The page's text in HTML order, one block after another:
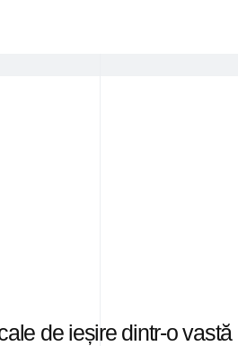
de ieșire dintr-o vastă